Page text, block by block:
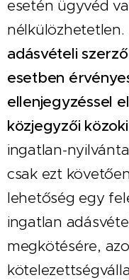
esetén ügyvéd
nélkülözhetetlen.
adásvételi
esetben
ellenjegyzéssel
közjegyzői
ingatlan-
csak ezt
lehetőség egy
ingatlan
megkötésére,